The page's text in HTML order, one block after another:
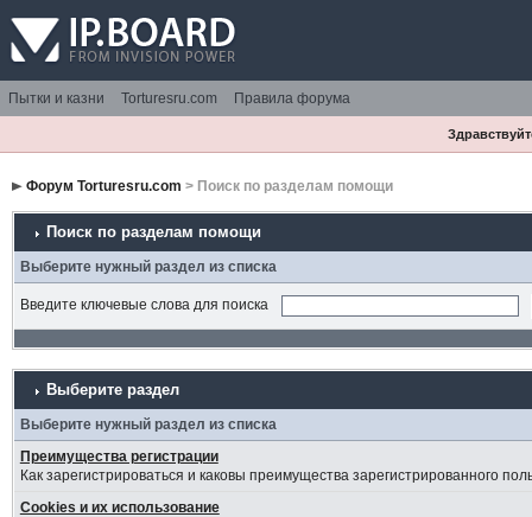
Пытки и казни Torturesru.com Правила форума
Форум Torturesru.com > Поиск по разделам помощи
Поиск по разделам помощи
Выберите нужный раздел из списка
Введите ключевые слова для поиска
Выберите раздел
Выберите нужный раздел из списка
Преимущества регистрации
Как зарегистрироваться и каковы преимущества зарегистрированного
Cookies и их использование